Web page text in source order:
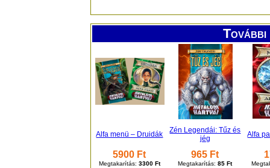
Alfa menü – Druidák
Zén Legendái: Tűz és
jég
Alfa
5900 Ft
Megtakarítás: 3300 Ft
965 Ft
Megtakarítás:85 Ft